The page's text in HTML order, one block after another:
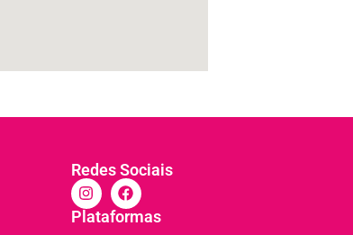
Redes Sociais
Plataformas